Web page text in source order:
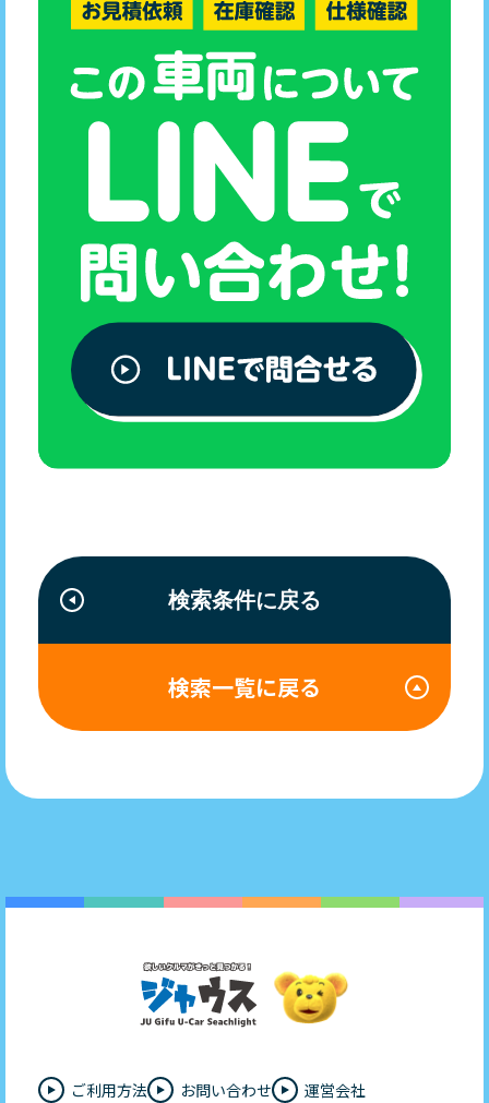
検索条件に戻る
検索一覧に戻る
ご利用方法 お問い合わせ 運営会社